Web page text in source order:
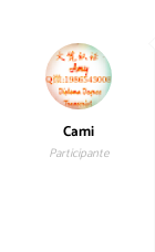
Cami
Participante